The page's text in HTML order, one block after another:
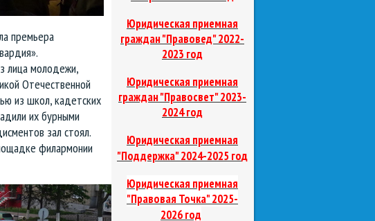
премьера
лица молодежи,
Отечественной
из школ, кадетских
их бурными
зал стоял.
филармонии
Юридическая приемная
граждан "Правовед"2022-
2023 год
Юридическая приемная
граждан "Правосвет"2023-
2024 год
Юридическая приемная
"Поддержка"2024-2025 год
Юридическая приемная
"Правовая Точка"2025-
2026 год